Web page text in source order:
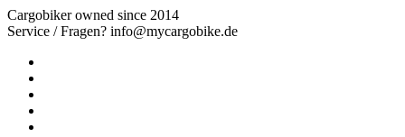
Springe
zum
Cargobiker owned since 2014
Service / Fragen? info@mycargobike.de